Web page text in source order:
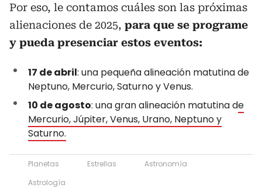
Por eso, le contamos cuáles son las próximas
alienaciones de 2025, para que se programe
y pueda presenciar estos eventos:
17 de abril: una pequeña alineación matutina de
Neptuno, Mercurio, Saturno y Venus.
10 de agosto: una gran alineación matutina de
Mercurio, Júpiter, Venus, Urano, Neptuno y
Saturno.
Planetas Estrellas
Astronomía
Astrología